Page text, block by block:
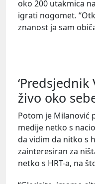
oko 200 utakmica
igrati nogomet.
znanost ja sam
živo oko
Potom je Milanović
medije netko s
da vidim da nitko s
zainteresiran za
netko s HRT-a, na